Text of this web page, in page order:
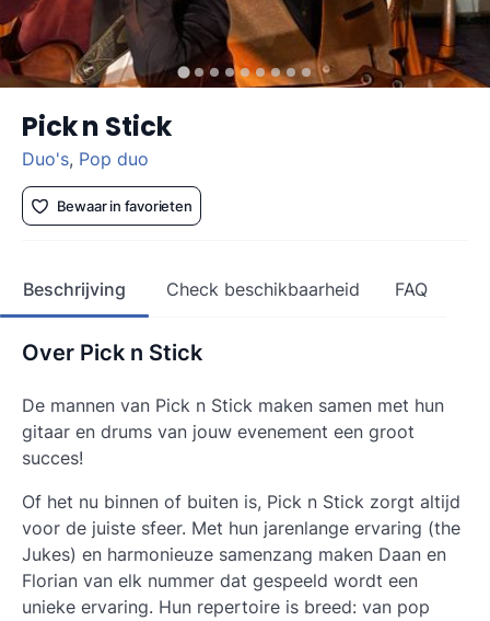
Pick n Stick
Duo's, Pop duo
Bewaar in favorieten
Beschrijving Check beschikbaarheid FAQ
Over Pick n Stick
De mannen van Pick n Stick maken samen met hun
gitaar en drums van jouw evenement een groot
succes!
Of het nu binnen of buiten is, Pick n Stick zorgt altijd
voor de juiste sfeer. Met hun jarenlange ervaring (the
Jukes) en harmonieuze samenzang maken Daan en
Florian van elk nummer dat gespeeld wordt een
unieke ervaring. Hun repertoire is breed: van pop